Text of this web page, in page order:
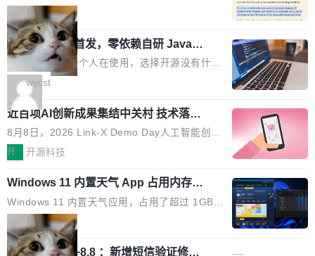
本低了两三个数量级。 问题在于，小模型开箱即
用时的检索能力确实远不如闭源前沿模型。差距
在哪？就在 RL 后训练。 从 RAG 到 agentic...
搭载三星最新 QD-OLED 面板，采用 5 层串联
式发光结构，并装配全新 ObsidianShield 抗反
射镀膜，黑阶表现提升可达40%，并将表面硬度
由2H升級至3H，画面对比度与强度都提升的同
时还具有 320Hz 刷新率与 0.03ms GTG 灰阶响
应时间，从源头消除拖影与动态模糊。 1.突破 O
LED 画质局限，暗部细节...
练一个 10 万亿参数的 AI 模型，目前处于预训练
阶段。 10 万亿是什么概念？Anthropic 目前最
大的模型 Mythos 5 约 8 万亿参数。DeepSeek
V4-Pro 是 1.6 万亿。月之暗面的 Kimi K3 是 2.
8 万亿。美团 LongCat-2.0 是 1.6 万亿。字节
跳动的这个未命名模型，直接跳到了 10 万亿。
预训练通常需要 3 到 6 个月，之后还有微调阶
段。按这个时间线，最早可能在 2026 年底或 2
027 年初发布。 这个节点很微妙。Anthropic 刚
在 5 月发布了 Mythos 5...
局
wastnet 开源首发，零依赖自研 Java H
TTP/2 框架，性能对标 Undertow !
这个项目一直是个人在使用，选择开源没有什么
动机理由，就是想开源了，如果非要说一个，那
就是它多少弥补了国产 Java 自研 HTTP/2 框架
这块空白——放眼国产 Java 生态，能拿出手的
HTTP/2 网络框架，要么闭源，要么底层建立在
Netty 之上，真正自研的 Java 实现几乎没有。
级 Java 网络应用框架，核心基于 JDK 原生 NI
O 构建 Reactor 多路复用模型，不依赖 Netty、
Tomcat 等任何第三方网络库。其 HTTP/2 协议
栈从 HPACK、Huffman 到 ALPN 均为自主实
现，在基准测试中与 Un...
wycst
近百项AI创新成果集结中关村 技术落地
与产业迭代提速
8月8日，2026 Link-X Demo Day人工智能创新
项目展在北京中关村举办。本次活动由星连资
业、学术、投资人士，集中展出近百项覆盖AI芯
片、算力、模型、应用全链条创新项目，聚焦AI
技术产业化落地与资本对接，呈现当前国内AI前
沿技术突破与商业化最新进展。 活动围绕AI学术
研究与产业落地融合展开多维度研讨。星连资本
开 开源科技
Windows 11 内置天气 App 占用内存超
过 1GB
Windows 11 内置天气应用，占用了超过 1GB
内存。 Notebookcheck 的测试发现这个数字
时，反复确认了多次。不是 100MB，不是 500
MB，是 1 个 G。一个显示天气的应用。 Windo
局
调问更新7.26~8.8 ：新增短信验证修